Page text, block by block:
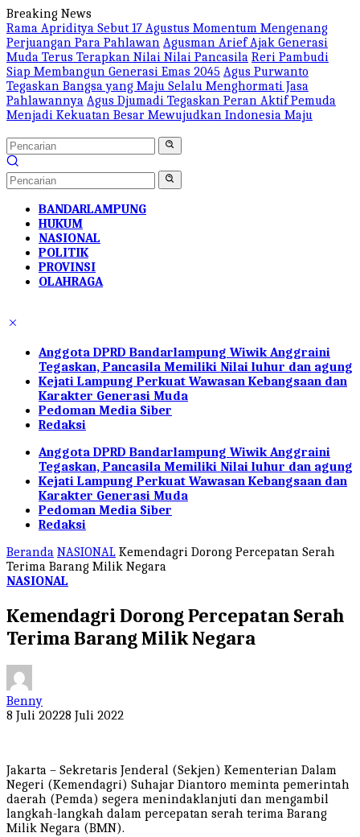
Langsung
ke
konten
Breaking News
Rama Apriditya Sebut 17 Agustus Momentum Mengenang
Perjuangan Para Pahlawan Agusman Arief Ajak Generasi
Muda Terus Terapkan Nilai Nilai Pancasila Reri Pambudi
Siap Membangun Generasi Emas 2045 Agus Purwanto
Tegaskan Bangsa yang Maju Selalu Menghormati Jasa
Pahlawannya Agus Djumadi Tegaskan Peran Aktif Pemuda
Menjadi Kekuatan Besar Mewujudkan Indonesia Maju
BANDARLAMPUNG
HUKUM
NASIONAL
POLITIK
PROVINSI
OLAHRAGA
Anggota DPRD Bandarlampung Wiwik Anggraini
Tegaskan, Pancasila Memiliki Nilai luhur dan agung
Kejati Lampung Perkuat Wawasan Kebangsaan dan
Karakter Generasi Muda
Pedoman Media Siber
Redaksi
Anggota DPRD Bandarlampung Wiwik Anggraini
Tegaskan, Pancasila Memiliki Nilai luhur dan agung
Kejati Lampung Perkuat Wawasan Kebangsaan dan
Karakter Generasi Muda
Pedoman Media Siber
Redaksi
Beranda NASIONAL Kemendagri Dorong Percepatan Serah
Terima Barang Milik Negara
NASIONAL
Kemendagri Dorong Percepatan Serah
Terima Barang Milik Negara
Benny
8 Juli 20228 Juli 2022
Jakarta – Sekretaris Jenderal (Sekjen) Kementerian Dalam
Negeri (Kemendagri) Suhajar Diantoro meminta pemerintah
daerah (Pemda) segera menindaklanjuti dan mengambil
langkah-langkah dalam percepatan serah terima Barang
Milik Negara (BMN).